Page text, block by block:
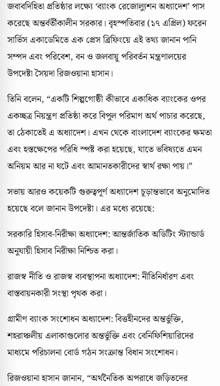
জবাবদিহিতা প্রতিষ্ঠার লক্ষ্যে ‘ব্যাংক রেজোল্যুশন অধ্যাদেশ’ পাস
করেছে অন্তর্বর্তীকালীন সরকার। বৃহস্পতিবার (১৭ এপ্রিল) ফরেন
সার্ভিস একাডেমিতে এক প্রেস ব্রিফিংয়ে এই তথ্য জানান পানি
সম্পদ এবং পরিবেশ, বন ও জলবায়ু পরিবর্তন মন্ত্রণালয়ের
উপদেষ্টা সৈয়দা রিজওয়ানা হাসান।
তিনি বলেন, “একটি শিল্পগোষ্ঠী কীভাবে একাধিক ব্যাংকের ওপর
একচ্ছত্র নিয়ন্ত্রণ প্রতিষ্ঠা করে বিপুল পরিমাণ অর্থ পাচার করেছে,
তা ঠেকাতেই এ অধ্যাদেশ। এখন থেকে বাংলাদেশ ব্যাংকের ক্ষমতা
এবং হস্তক্ষেপের পরিধি স্পষ্ট করা হয়েছে, যাতে ভবিষ্যতে এমন
অনিয়ম আর না ঘটে এবং আমানতকারীদের স্বার্থ রক্ষা পায়।”
সভায় আরও কয়েকটি গুরুত্বপূর্ণ অধ্যাদেশ চূড়ান্তভাবে অনুমোদিত
হয়েছে বলে জানান উপদেষ্টা। এর মধ্যে রয়েছে:
সরকারি হিসাব-নিরীক্ষা অধ্যাদেশ: আন্তর্জাতিক অডিটিং স্ট্যান্ডার্ড
অনুযায়ী হিসাব নিরীক্ষা নিশ্চিত করা।
রাজস্ব নীতি ও রাজস্ব ব্যবস্থাপনা অধ্যাদেশ: নীতিনির্ধারণ এবং
বাস্তবায়নকারী সংস্থা পৃথক করা।
গ্রামীণ ব্যাংক সংশোধন অধ্যাদেশ: বিত্তহীনদের অন্তর্ভুক্তি,
শহরাঞ্চলীয় এলাকাগুলোর অন্তর্ভুক্তি এবং বেনিফিশিয়ারিদের
মাধ্যমে পরিচালনা বোর্ড গঠন সংক্রান্ত বিধান সংশোধন।
রিজওয়ানা হাসান জানান, “অর্থনৈতিক অপরাধে জড়িতদের